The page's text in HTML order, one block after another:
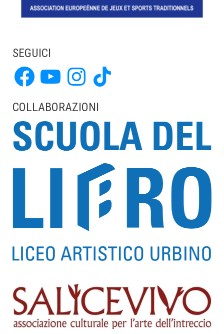
SEGUICI
FacebookYouTube Instagram TikTok
COLLABORAZIONI